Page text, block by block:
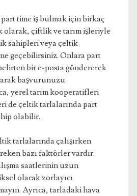
time iş bulmak için birkaç
olarak, çiftlik ve tarım işleriyle
sahipleri veya çeltik
geçebilirsiniz. Onlara part
belirten bir e-posta göndererek
başvurunuzu
yerel tarım kooperatifleri
de çeltik tarlalarında part
olabilir.
tarlalarında çalışırken
bazı faktörler vardır.
saatlerinin uzun
olarak zorlayıcı
Ayrıca, tarladaki hava